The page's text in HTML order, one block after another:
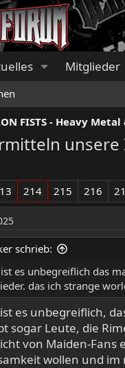
Mitglieder
214 215 216
schrieb:
es unbegreiflich das
das ich strange
es unbegreiflich,
sogar Leute, die
von Maiden-
wollen und im